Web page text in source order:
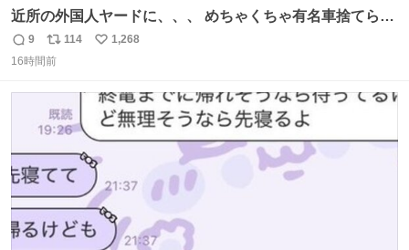
近所の外国人ヤードに、、、 めちゃくちゃ有名車捨てられ
てました😭 外装ぼろぼろだし、、 中も何にも残ってない
し、、 可哀想に😢😢 今まで数十年お疲れ様でした、、 #バ
返
信
9
リ
ポ
ト
数
114
い
数
1,268
16時間前